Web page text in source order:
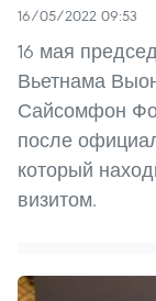
16/05/2022 09:53
16 мая
Вьетнама
Сайсомфон
после
который
визитом.